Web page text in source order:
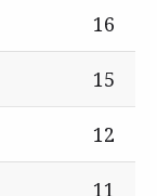
16
15
12
11